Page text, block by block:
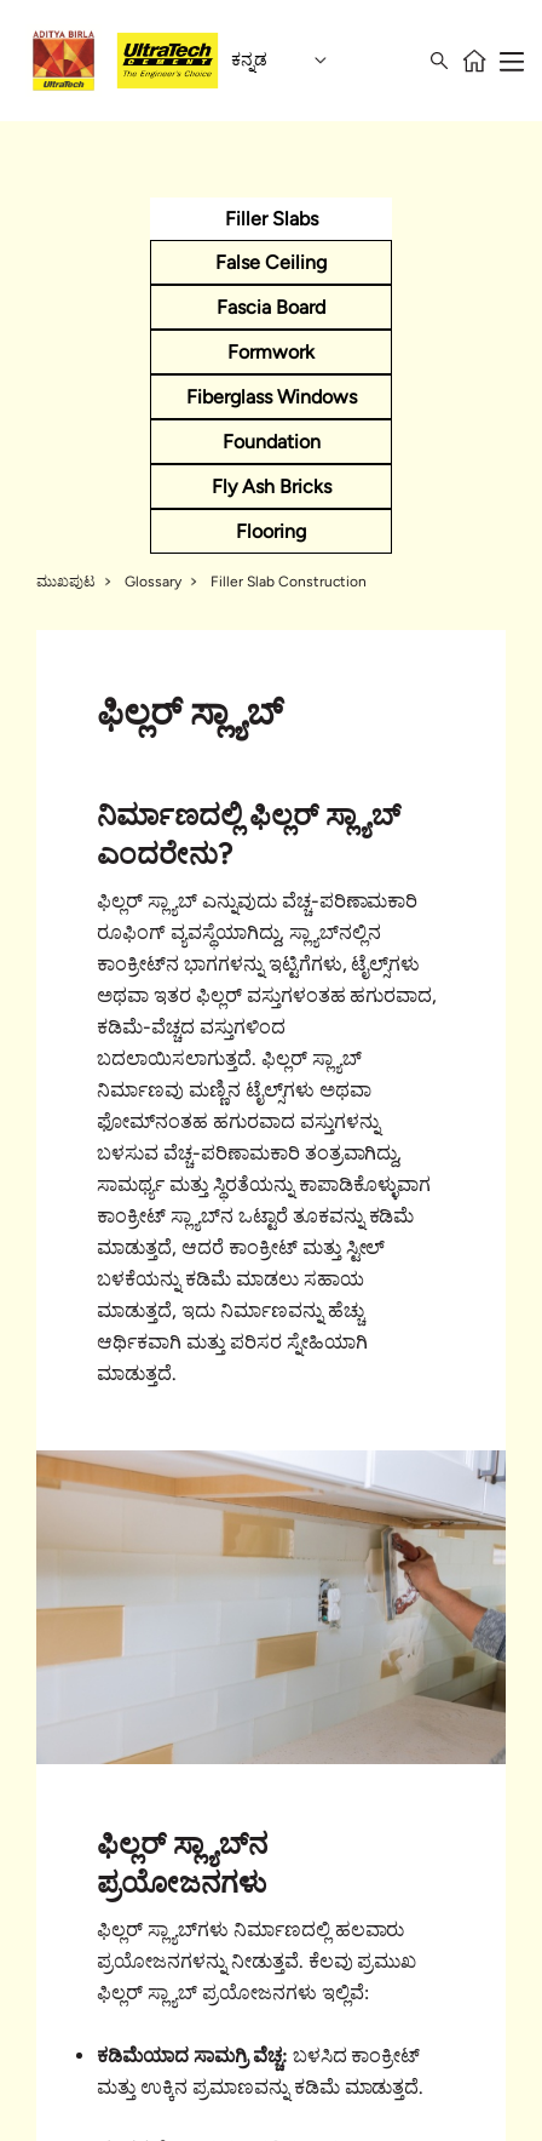
ಕನ್ನಡ
Filler Slabs
False Ceiling
Fascia Board
Formwork
Fiberglass Windows
Foundation
Fly Ash Bricks
Flooring
ಮುಖಪುಟ Glossary Filler Slab Construction
ಫಿಲ್ಲರ್ ಸ್ಲ್ಯಾಬ್
ನಿರ್ಮಾಣದಲ್ಲಿ ಫಿಲ್ಲರ್ ಸ್ಲ್ಯಾಬ್
ಎಂದರೇನು?
ಫಿಲ್ಲರ್ ಸ್ಲ್ಯಾಬ್ ಎನ್ನುವುದು ವೆಚ್ಚ-ಪರಿಣಾಮಕಾರಿ
ರೂಫಿಂಗ್ ವ್ಯವಸ್ಥೆಯಾಗಿದ್ದು, ಸ್ಲ್ಯಾಬ್‌ನಲ್ಲಿನ
ಕಾಂಕ್ರೀಟ್‌ನ ಭಾಗಗಳನ್ನು ಇಟ್ಟಿಗೆಗಳು, ಟೈಲ್ಸ್‌ಗಳು
ಅಥವಾ ಇತರ ಫಿಲ್ಲರ್ ವಸ್ತುಗಳಂತಹ ಹಗುರವಾದ,
ಕಡಿಮೆ-ವೆಚ್ಚದ ವಸ್ತುಗಳಿಂದ
ಬದಲಾಯಿಸಲಾಗುತ್ತದೆ. ಫಿಲ್ಲರ್ ಸ್ಲ್ಯಾಬ್
ನಿರ್ಮಾಣವು ಮಣ್ಣಿನ ಟೈಲ್ಸ್‌ಗಳು ಅಥವಾ
ಫೋಮ್‌ನಂತಹ ಹಗುರವಾದ ವಸ್ತುಗಳನ್ನು
ಬಳಸುವ ವೆಚ್ಚ-ಪರಿಣಾಮಕಾರಿ ತಂತ್ರವಾಗಿದ್ದು,
ಸಾಮರ್ಥ್ಯ ಮತ್ತು ಸ್ಥಿರತೆಯನ್ನು ಕಾಪಾಡಿಕೊಳ್ಳುವಾಗ
ಕಾಂಕ್ರೀಟ್ ಸ್ಲ್ಯಾಬ್‌ನ ಒಟ್ಟಾರೆ ತೂಕವನ್ನು ಕಡಿಮೆ
ಮಾಡುತ್ತದೆ, ಆದರೆ ಕಾಂಕ್ರೀಟ್ ಮತ್ತು ಸ್ಟೀಲ್
ಬಳಕೆಯನ್ನು ಕಡಿಮೆ ಮಾಡಲು ಸಹಾಯ
ಮಾಡುತ್ತದೆ, ಇದು ನಿರ್ಮಾಣವನ್ನು ಹೆಚ್ಚು
ಆರ್ಥಿಕವಾಗಿ ಮತ್ತು ಪರಿಸರ ಸ್ನೇಹಿಯಾಗಿ
ಮಾಡುತ್ತದೆ.
ಫಿಲ್ಲರ್ ಸ್ಲ್ಯಾಬ್‌ನ
ಪ್ರಯೋಜನಗಳು
ಫಿಲ್ಲರ್ ಸ್ಲ್ಯಾಬ್‌ಗಳು ನಿರ್ಮಾಣದಲ್ಲಿ ಹಲವಾರು
ಪ್ರಯೋಜನಗಳನ್ನು ನೀಡುತ್ತವೆ. ಕೆಲವು ಪ್ರಮುಖ
ಫಿಲ್ಲರ್ ಸ್ಲ್ಯಾಬ್ ಪ್ರಯೋಜನಗಳು ಇಲ್ಲಿವೆ:
ಕಡಿಮೆಯಾದ ಸಾಮಗ್ರಿ ವೆಚ್ಚ: ಬಳಸಿದ ಕಾಂಕ್ರೀಟ್
ಮತ್ತು ಉಕ್ಕಿನ ಪ್ರಮಾಣವನ್ನು ಕಡಿಮೆ ಮಾಡುತ್ತದೆ.